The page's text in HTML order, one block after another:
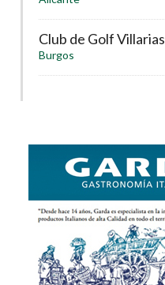
Club de Golf Villarias
Burgos